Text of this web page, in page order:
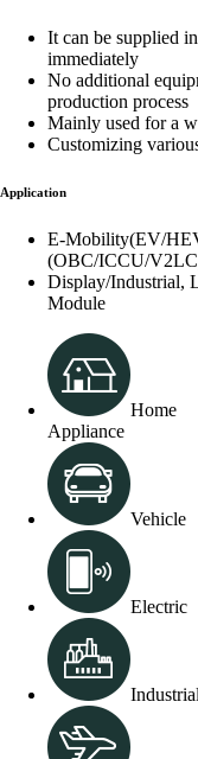
It can be supplied
immediately
No additional
production process
Mainly used for a
Customizing
Application
E-Mobility(EV/
(OBC/ICCU/
Display/Industrial,
Module
Home
Appliance
Vehicle
Electric
Industrial